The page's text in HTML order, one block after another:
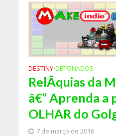
DESTINY•DETONADOS
RelÃ­quias da
â€“ Aprenda a
OLHAR do
7 de março de 2016